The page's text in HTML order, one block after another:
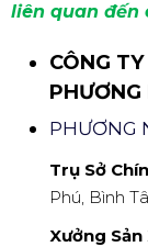
liên quan đến
CÔNG
PHƯƠNG
PHƯƠNG
Trụ Sở
Phú, Bình
Xưởng Sản